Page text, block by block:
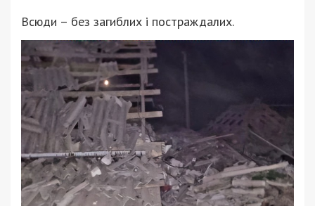
Всюди – без загиблих і постраждалих.